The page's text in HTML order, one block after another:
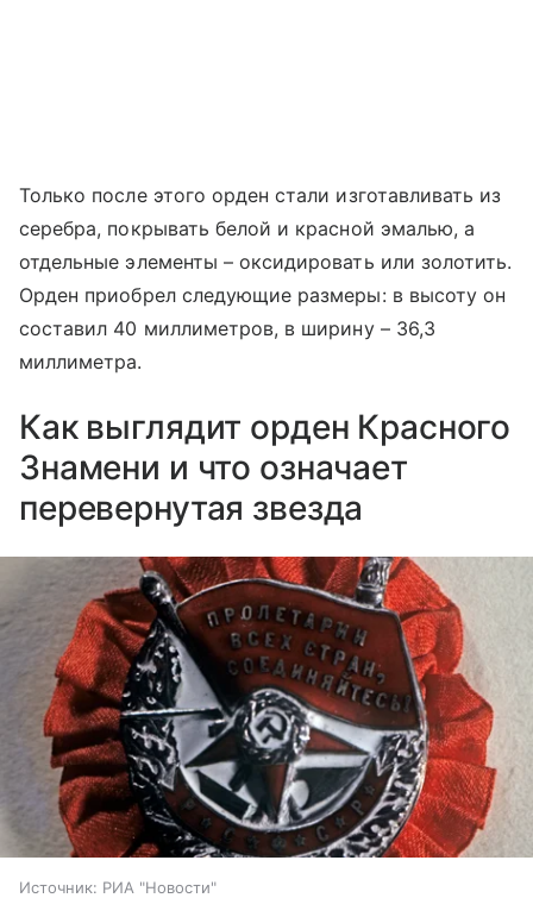
Только после этого орден стали изготавливать из
серебра, покрывать белой и красной эмалью, а
отдельные элементы – оксидировать или золотить.
Орден приобрел следующие размеры: в высоту он
составил 40 миллиметров, в ширину – 36,3
миллиметра.
Как выглядит орден Красного
Знамени и что означает
перевернутая звезда
Источник: РИА "Новости"